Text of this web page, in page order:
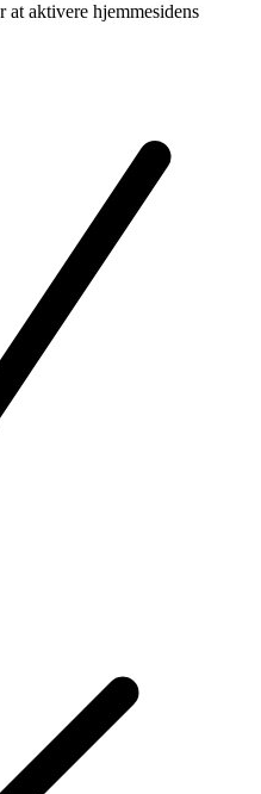
aktivere hjemmesidens